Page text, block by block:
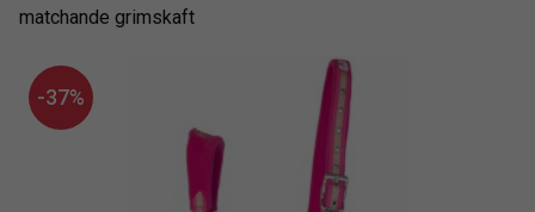
matchande grimskaft
37%